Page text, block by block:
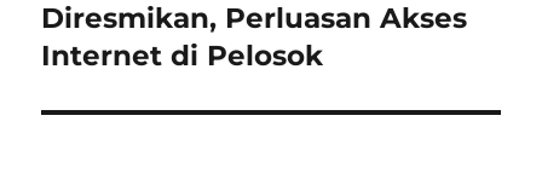
post:
Diresmikan, Perluasan Akses
Internet di Pelosok